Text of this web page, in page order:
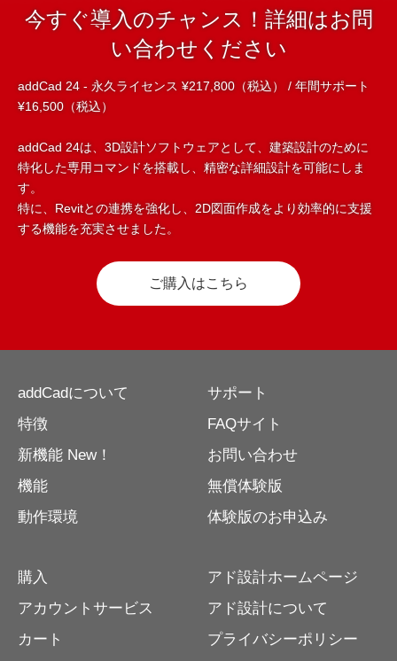
今すぐ導入のチャンス！詳細はお問
い合わせください
addCad 24 - 永久ライセンス ¥217,800（税込） / 年間サポート
¥16,500（税込）
addCad 24は、3D設計ソフトウェアとして、建築設計のために
特化した専用コマンドを搭載し、精密な詳細設計を可能にしま
す。
特に、Revitとの連携を強化し、2D図面作成をより効率的に支援
する機能を充実させました。
ご購入はこちら
addCadについて
特徴
新機能 New！
機能
動作環境
サポート
FAQサイト
お問い合わせ
無償体験版
体験版のお申込み
購入
アカウントサービス
カート
アド設計ホームページ
アド設計について
プライバシーポリシー